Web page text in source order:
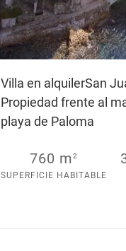
Villa en alquilerSan
Propiedad frente al
playa de Paloma
760 m2
SUPERFICIE HABITABLE